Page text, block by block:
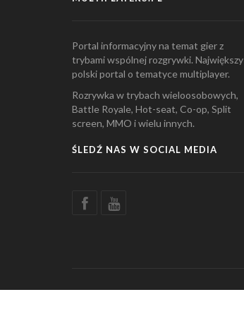
Portal informacyjny na temat gier z
trybami wspólnej rozgrywki. Największy
polski portal o tematyce multiplayer.
Rozrywka w trybach wieloosobowych,
Battle Royale, Hot-seat, Co-op, Split
screen, MMO i wielu innych.
ŚLEDŹ NAS W SOCIAL MEDIA